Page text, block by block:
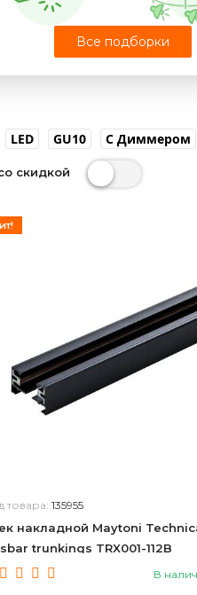
Все подборки
Ультратонкие
LED GU10 С Диммером
скидкой
товара: 135955
накладной Maytoni
trunkings TRX001-112B
В